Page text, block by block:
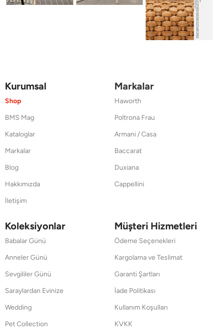
Kurumsal
Shop
BMS Mag
Kataloglar
Markalar
Blog
Hakkımızda
İletişim
Markalar
Haworth
Poltrona Frau
Armani / Casa
Baccarat
Duxiana
Cappellini
Koleksiyonlar
Babalar Günü
Anneler Günü
Sevgililer Günü
Saraylardan Evinize
Wedding
Pet Collection
Müşteri Hizmetleri
Ödeme Seçenekleri
Kargolama ve Teslimat
Garanti Şartları
İade Politikası
Kullanım Koşulları
KVKK